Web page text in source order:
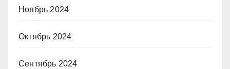
Ноябрь 2024
Октябрь 2024
Сентябрь 2024